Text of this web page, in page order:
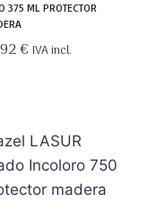
375 ML PROTECTOR
€ IVA incl.